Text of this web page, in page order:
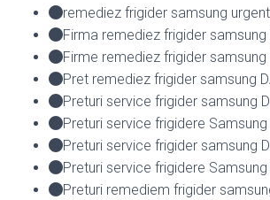
remediez frigider samsung
Firma remediez frigider samsung
Firme remediez frigider samsung
Pret remediez frigider samsung
Preturi service frigider samsung
Preturi service frigidere Samsung
Preturi service frigider samsung
Preturi service frigidere Samsung
Preturi remediem frigider